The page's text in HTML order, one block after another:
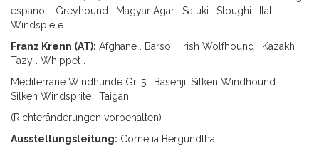
espanol . Greyhound . Magyar Agar . Saluki . Sloughi . Ital.
Windspiele .
Franz Krenn (AT): Afghane . Barsoi . Irish Wolfhound . Kazakh
Tazy . Whippet .
Mediterrane Windhunde Gr. 5 . Basenji .Silken Windhound .
Silken Windsprite . Taigan
(Richteränderungen vorbehalten)
Ausstellungsleitung: Cornelia Bergundthal